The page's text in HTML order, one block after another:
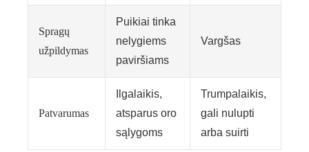
Spragų
užpildymas
Puikiai tinka
nelygiems
paviršiams
Vargšas
Patvarumas
Ilgalaikis,
atsparus oro
sąlygoms
Trumpalaikis,
gali nulupti
arba suirti